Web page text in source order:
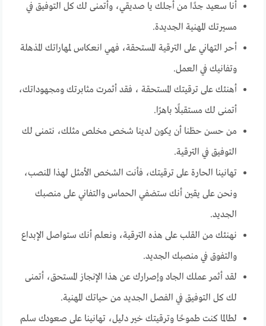
أنا سعيد جدًا من أجلك يا صديقي، وأتمنى لك كل التوفيق في
مسيرتك المهنية الجديدة.
أحر التهاني على الترقية المستحقة، فهي انعكاس لمهاراتك المذهلة
وتفانيك في العمل.
أهنئك على ترقيتك المستحقة ، فقد أثمرت مثابرتك ومجهوداتك،
أتمنى لك مستقبلًا باهرًا.
من حسن حظنا أن يكون لدينا شخص مخلص مثلك، نتمنى لك
التوفيق في الترقية.
تهانينا الحارة على ترقيتك، فأنت الشخص الأمثل لهذا المنصب،
ونحن على يقين أنك ستضفي الحماس والتفاني على منصبك
الجديد.
نهنئك من القلب على هذه الترقية، ونعلم أنك ستواصل الإبداع
والتفوق في منصبك الجديد.
لقد أثمر عملك الجاد وإصرارك عن هذا الإنجاز المستحق، أتمنى
لك كل التوفيق في الفصل الجديد من حياتك المهنية.
لطالما كنت طموحًا وترقيتك خير دليل، تهانينا على صعودك سلم